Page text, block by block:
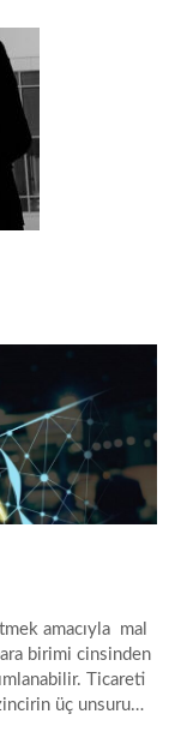
amacıyla mal
birimi cinsinden
Ticareti
üç unsuru…